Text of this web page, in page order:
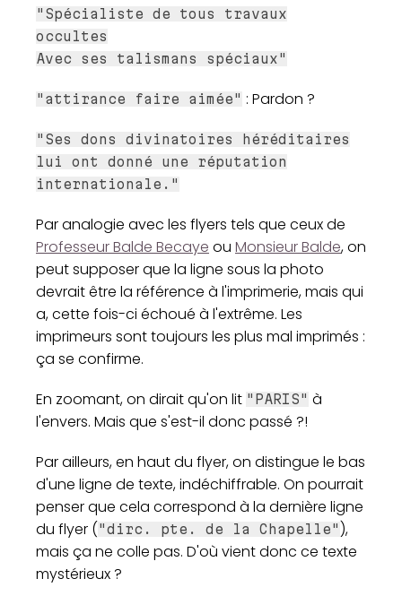
"Spécialiste de tous travaux
occultes
Avec ses talismans spéciaux"
"attirance faire aimée" : Pardon ?
"Ses dons divinatoires héréditaires
lui ont donné une réputation
internationale."
Par analogie avec les flyers tels que ceux de
Professeur Balde Becaye ou Monsieur Balde, on
peut supposer que la ligne sous la photo
devrait être la référence à l'imprimerie, mais qui
a, cette fois-ci échoué à l'extrême. Les
imprimeurs sont toujours les plus mal imprimés :
ça se confirme.
En zoomant, on dirait qu'on lit "PARIS" à
l'envers. Mais que s'est-il donc passé ?!
Par ailleurs, en haut du flyer, on distingue le bas
d'une ligne de texte, indéchiffrable. On pourrait
penser que cela correspond à la dernière ligne
du flyer ("dirc. pte. de la Chapelle" ),
mais ça ne colle pas. D'où vient donc ce texte
mystérieux ?